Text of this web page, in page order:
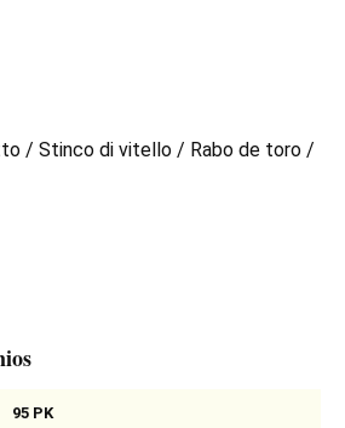
/ Stinco di vitello / Rabo de toro /
95 PK